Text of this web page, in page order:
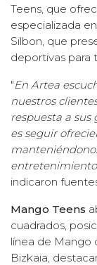
Teens, que
especializada
Silbon, que
deportivas para
"En Artea
nuestros
respuesta a sus
es seguir
indicaron
Mango Teens
cuadrados,
línea de Mango
Bizkaia,